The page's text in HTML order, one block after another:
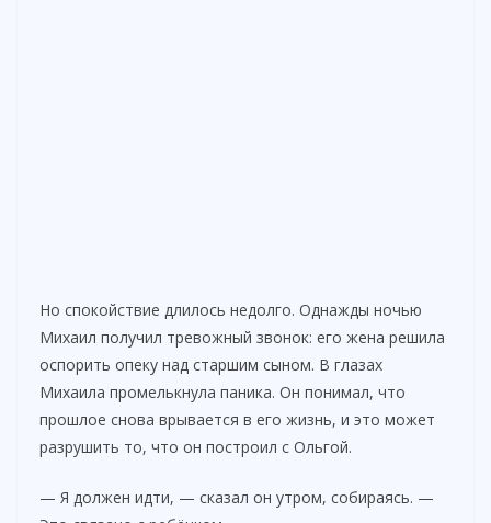
Но спокойствие длилось недолго. Однажды ночью
Михаил получил тревожный звонок: его жена решила
оспорить опеку над старшим сыном. В глазах
Михаила промелькнула паника. Он понимал, что
прошлое снова врывается в его жизнь, и это может
разрушить то, что он построил с Ольгой.
— Я должен идти, — сказал он утром, собираясь. —